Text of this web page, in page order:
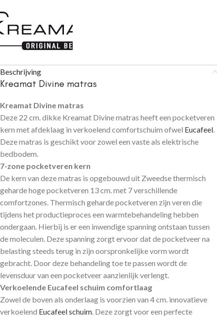
Beschrijving
Kreamat Divine matras
Kreamat Divine matras
Deze 22 cm. dikke Kreamat Divine matras heeft een pocketveren
kern met afdeklaag in verkoelend comfortschuim ofwel Eucafeel.
Deze matras is geschikt voor zowel een vaste als elektrische
bedbodem.
7-zone pocketveren kern
De kern van deze matras is opgebouwd uit Zweedse thermisch
geharde hoge pocketveren 13 cm. met 7 verschillende
comfortzones. Thermisch geharde pocketveren zijn veren die
tijdens het productieproces een warmtebehandeling hebben
ondergaan. Hierbij is er een inwendige spanning ontstaan tussen
de moleculen. Deze spanning zorgt ervoor dat de pocketveer na
belasting steeds terug in zijn oorspronkelijke vorm wordt
gebracht. Door deze behandeling toe te passen wordt de
levensduur van een pocketveer aanzienlijk verlengt.
Verkoelende Eucafeel schuim comfortlaag
Zowel de boven als onderlaag is voorzien van 4 cm. innovatieve
verkoelend Eucafeel schuim. Deze zorgt voor een perfecte